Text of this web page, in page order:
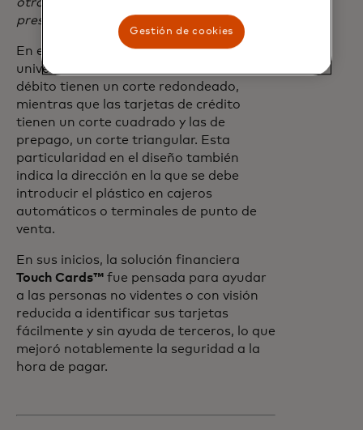
presentarlas en la Argentina."
En este sistema de identificación
universal de Mastercard, las tarjetas de
débito tienen un corte redondeado,
mientras que las tarjetas de crédito
tienen un corte cuadrado y las de
prepago, un corte triangular. Esta
particularidad en el diseño también
indica la dirección en la que se debe
introducir el plástico en cajeros
automáticos o terminales de punto de
venta.
En sus inicios, la solución financiera
Touch Cards™ fue pensada para ayudar
a las personas no videntes o con visión
reducida a identificar sus tarjetas
fácilmente y sin ayuda de terceros, lo que
mejoró notablemente la seguridad a la
hora de pagar.
Gestión de cookies